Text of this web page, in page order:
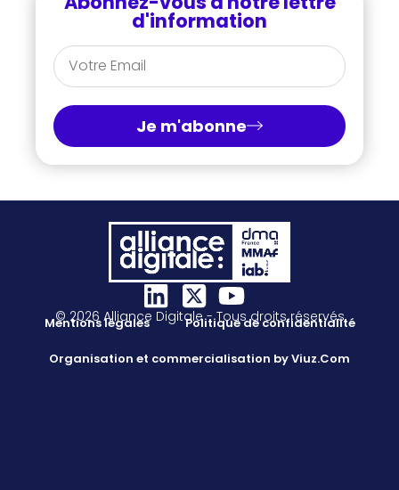
d'information
Je m'abonne
© 2026 Alliance Digitale - Tous droits réservés
Mentions légales Politique de confidentialité
Organisation et commercialisation by Viuz.Com